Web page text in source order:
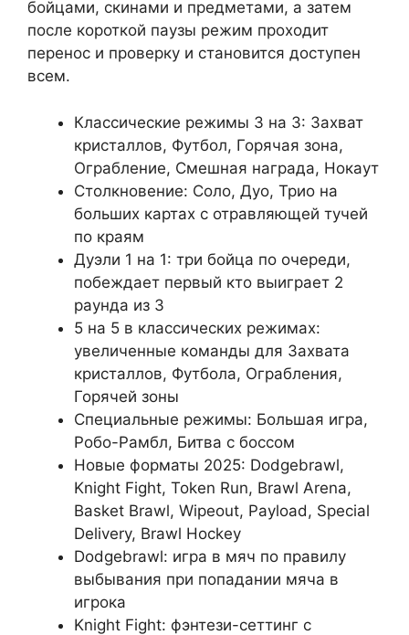
бойцами, скинами и предметами, а затем
после короткой паузы режим проходит
перенос и проверку и становится доступен
всем.
Классические режимы 3 на 3: Захват
кристаллов, Футбол, Горячая зона,
Ограбление, Смешная награда, Нокаут
Столкновение: Соло, Дуо, Трио на
больших картах с отравляющей тучей
по краям
Дуэли 1 на 1: три бойца по очереди,
побеждает первый кто выиграет 2
раунда из 3
5 на 5 в классических режимах:
увеличенные команды для Захвата
кристаллов, Футбола, Ограбления,
Горячей зоны
Специальные режимы: Большая игра,
Робо-Рамбл, Битва с боссом
Новые форматы 2025: Dodgebrawl,
Knight Fight, Token Run, Brawl Arena,
Basket Brawl, Wipeout, Payload, Special
Delivery, Brawl Hockey
Dodgebrawl: игра в мяч по правилу
выбывания при попадании мяча в
игрока
Knight Fight: фэнтези-сеттинг с